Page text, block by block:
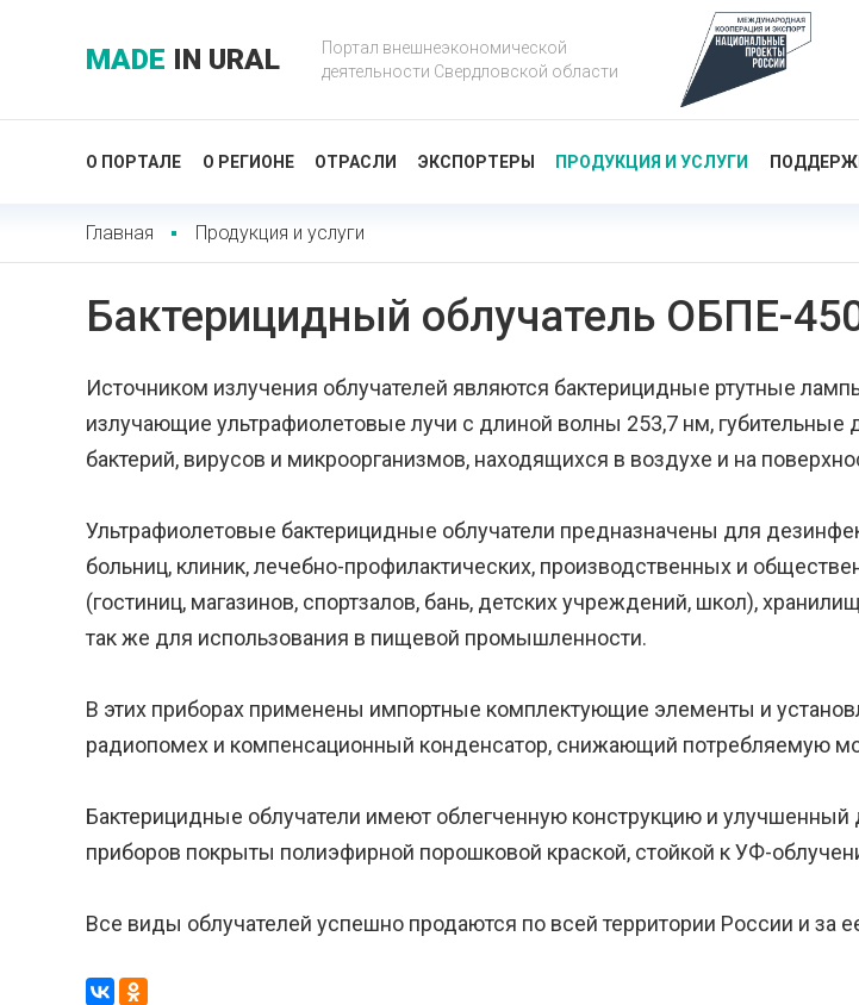
MADE IN URAL
Портал внешнеэкономической
деятельности Свердловской области
О ПОРТАЛЕ О РЕГИОНЕ ОТРАСЛИ ЭКСПОРТЕРЫ ПРОДУКЦИЯ И УСЛУГИ
Главная Продукция и услуги
Бактерицидный облучатель ОБПЕ-
Источником излучения облучателей являются бактерицидные ртутные
излучающие ультрафиолетовые лучи с длиной волны 253,7 нм, губительные
бактерий, вирусов и микроорганизмов, находящихся в воздухе и на
Ультрафиолетовые бактерицидные облучатели предназначены для
больниц, клиник, лечебно-профилактических, производственных и
(гостиниц, магазинов, спортзалов, бань, детских учреждений, школ),
так же для использования в пищевой промышленности.
В этих приборах применены импортные комплектующие элементы и
радиопомех и компенсационный конденсатор, снижающий потребляемую
Бактерицидные облучатели имеют облегченную конструкцию и улучшенный
приборов покрыты полиэфирной порошковой краской, стойкой к УФ-
Все виды облучателей успешно продаются по всей территории России и за